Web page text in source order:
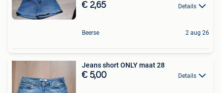
€ 2,65 Details
Beerse 2 aug 26
Jeans short ONLY maat 28
€ 5,00 Details